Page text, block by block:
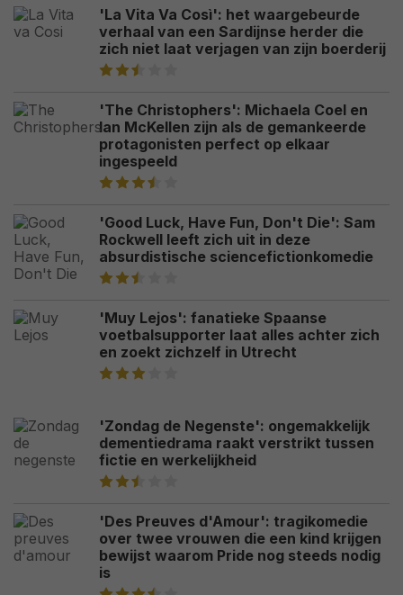
'La Vita Va Così': het waargebeurde
verhaal van een Sardijnse herder die
zich niet laat verjagen van zijn boerderij
'The Christophers': Michaela Coel en
Ian McKellen zijn als de gemankeerde
protagonisten perfect op elkaar
ingespeeld
'Good Luck, Have Fun, Don't Die': Sam
Rockwell leeft zich uit in deze
absurdistische sciencefictionkomedie
'Muy Lejos': fanatieke Spaanse
voetbalsupporter laat alles achter zich
en zoekt zichzelf in Utrecht
'Zondag de Negenste': ongemakkelijk
dementiedrama raakt verstrikt tussen
fictie en werkelijkheid
'Des Preuves d'Amour': tragikomedie
over twee vrouwen die een kind krijgen
bewijst waarom Pride nog steeds nodig
is